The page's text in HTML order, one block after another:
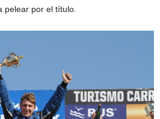
pelear por el título.